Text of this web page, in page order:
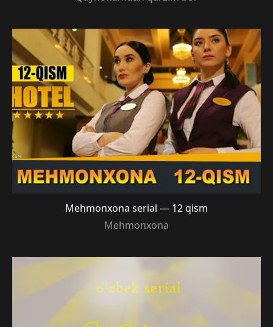
Mehmonxona serial — 12 qism
Mehmonxona